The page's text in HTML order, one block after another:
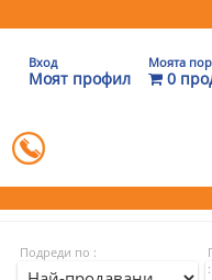
Вход
Моят профил
Моята
0
Подреди по :
: